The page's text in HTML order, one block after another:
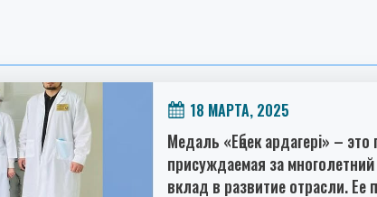
18 МАРТА, 2025
Медаль «Еңбек ардагері» –
присуждаемая за
вклад в развитие отрасли. Ее